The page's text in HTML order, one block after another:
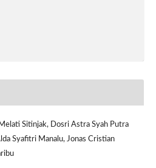
Sitinjak, Dosri Astra Syah Putra
Syafitri Manalu, Jonas Cristian